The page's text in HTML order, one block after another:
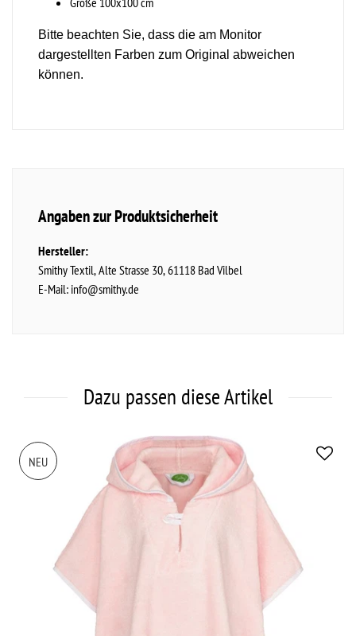
Bitte beachten Sie, dass die am Monitor
dargestellten Farben zum Original abweichen
können.
Angaben zur Produktsicherheit
Hersteller:
Smithy Textil Alte Strasse 30 61118 Bad Vilbel
E-Mail: info@smithy.de
Dazu passen diese Artikel
NEU